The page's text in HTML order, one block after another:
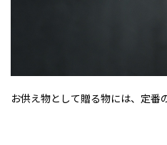
お供え物として贈る物には、定番